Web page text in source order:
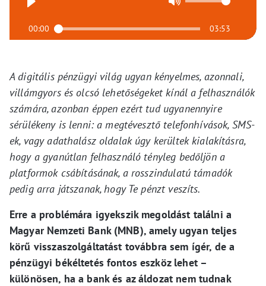
00:00 03:53
A digitális pénzügyi világ ugyan kényelmes, azonnali,
villámgyors és olcsó lehetőségeket kínál a felhasználók
számára, azonban éppen ezért tud ugyanennyire
sérülékeny is lenni: a megtévesztő telefonhívások, SMS-
ek, vagy adathalász oldalak úgy kerültek kialakításra,
hogy a gyanútlan felhasználó tényleg bedőljön a
platformok csábításának, a rosszindulatú támadók
pedig arra játszanak, hogy Te pénzt veszíts.
Erre a problémára igyekszik megoldást találni a
Magyar Nemzeti Bank (MNB), amely ugyan teljes
körű visszaszolgáltatást továbbra sem ígér, de a
pénzügyi békéltetés fontos eszköz lehet –
különösen, ha a bank és az áldozat nem tudnak